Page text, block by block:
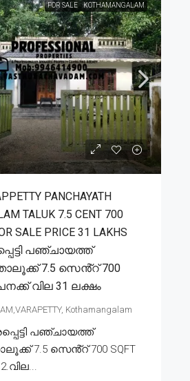
FOR SALE KOTHAMANGALAM
PANCHAYATH
TALUK 7.5 CENT 700
SALE PRICE 31 LAKHS
പഞ്ചായത്ത്
7.5 സെൻ്റ് 700
വില 31 ലക്ഷം
Kothamangalam
പഞ്ചായത്ത്
7.5 സെൻ്റ് 700 SQFT